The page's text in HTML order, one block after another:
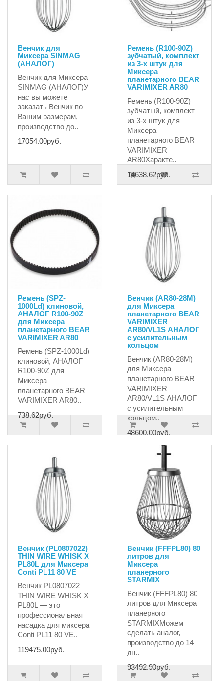
Венчик для
Миксера SINMAG
(АНАЛОГ)
Венчик для Миксера
SINMAG (АНАЛОГ)У
нас вы можете
заказать Венчик по
Вашим размерам,
производство до..
17054.00руб.
Ремень (R100-90Z)
зубчатый, комплект
из 3-х штук для
Миксера
планетарного BEAR
VARIMIXER AR80
Ремень (R100-90Z)
зубчатый, комплект
из 3-х штук для
Миксера
планетарного BEAR
VARIMIXER
AR80Характе..
14638.62руб.
Ремень (SPZ-
1000Ld) клиновой,
АНАЛОГ R100-90Z
для Миксера
планетарного BEAR
VARIMIXER AR80
Ремень (SPZ-1000Ld)
клиновой, АНАЛОГ
R100-90Z для
Миксера
планетарного BEAR
VARIMIXER AR80..
738.62руб.
Венчик (AR80-28M)
для Миксера
планетарного BEAR
VARIMIXER
AR80/VL1S АНАЛОГ
c усилительным
кольцом
Венчик (AR80-28M)
для Миксера
планетарного BEAR
VARIMIXER
AR80/VL1S АНАЛОГ
c усилительным
кольцом..
48600.00руб.
Венчик (PL0807022)
THIN WIRE WHISK X
PL80L для Миксера
Conti PL11 80 VE
Венчик PL0807022
THIN WIRE WHISK X
PL80L — это
профессиональная
насадка для миксера
Conti PL11 80 VE..
119475.00руб.
Венчик (FFFPL80) 80
литров для
Миксера
планерного
STARMIX
Венчик (FFFPL80) 80
литров для Миксера
планерного
STARMIXМожем
сделать аналог,
производство до 14
дн..
93492.90руб.